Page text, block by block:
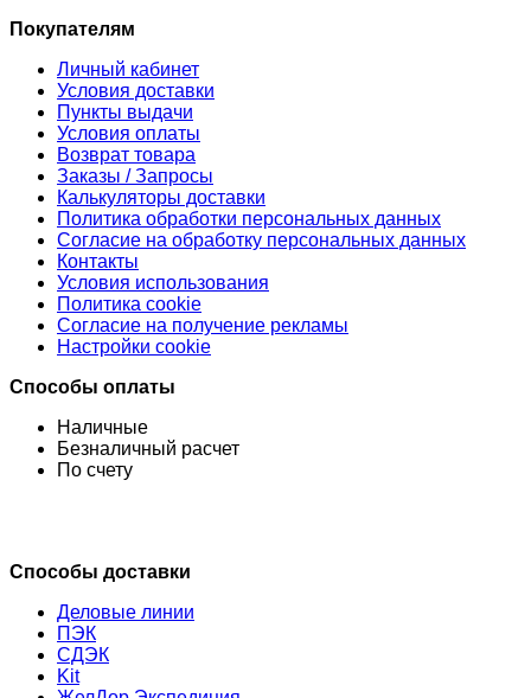
Покупателям
Личный кабинет
Условия доставки
Пункты выдачи
Условия оплаты
Возврат товара
Заказы / Запросы
Калькуляторы доставки
Политика обработки персональных данных
Согласие на обработку персональных данных
Контакты
Условия использования
Политика cookie
Согласие на получение рекламы
Настройки cookie
Способы оплаты
Наличные
Безналичный расчет
По счету
Способы доставки
Деловые линии
ПЭК
СДЭК
Kit